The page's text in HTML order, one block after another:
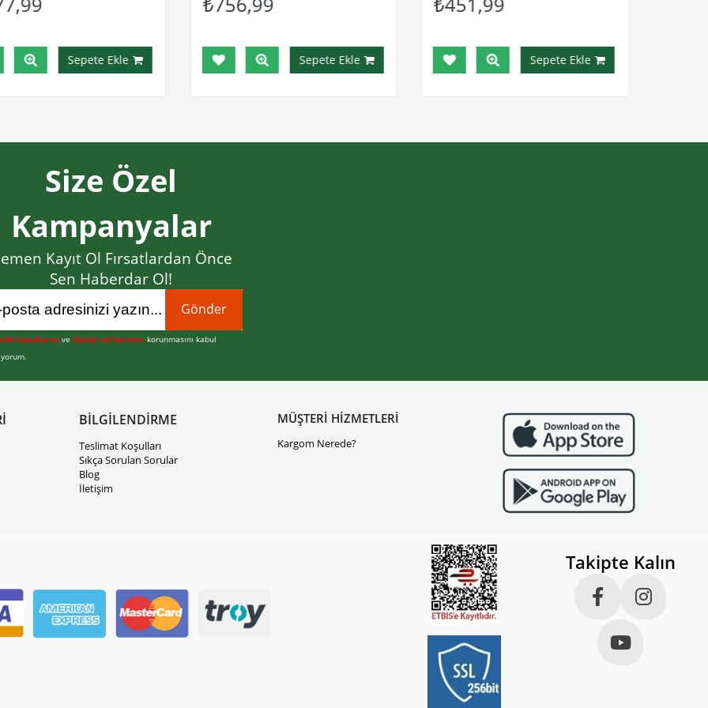
Sepete Ekle Sepete Ekle Sepete Ekle
Size Özel
Kampanyalar
Kayıt Ol Fırsatlardan Önce
Sen Haberdar Ol!
Gönder
koşullarını vekişisel verilerimin korunmasını kabul
BİLGİLENDİRME
Teslimat Koşulları
Sıkça Sorulan Sorular
Blog
İletişim
MÜŞTERİ HİZMETLERİ
Kargom Nerede?
Takipte Kalın